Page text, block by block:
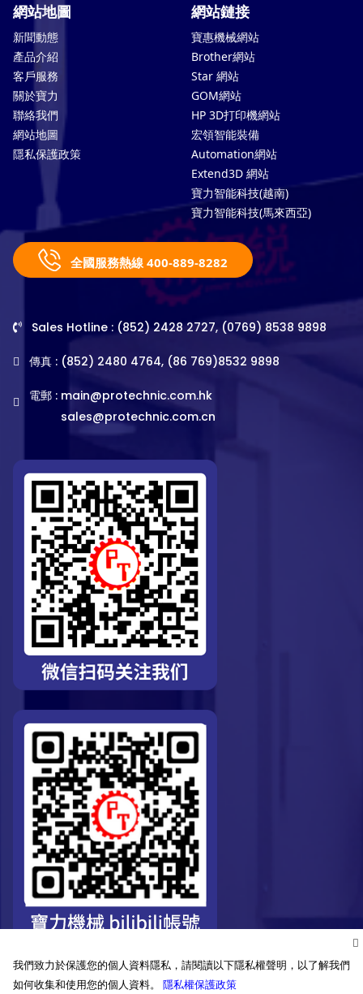
網站地圖
新聞動態
產品介紹
客戶服務
關於寶力
聯絡我們
網站地圖
隱私保護政策
網站鏈接
寶惠機械網站
Brother網站
Star 網站
GOM網站
HP 3D打印機網站
宏領智能裝備
Automation網站
Extend3D 網站
寶力智能科技(越南)
寶力智能科技(馬來西亞)
全國服務熱線 400-889-8282
Sales Hotline : (852) 2428 2727, (0769) 8538 9898
傳真 : (852) 2480 4764, (86 769)8532 9898
電郵 : main@protechnic.com.hk
sales@protechnic.com.cn
我們致力於保護您的個人資料隱私，請閱讀以下隱私權聲明，以了解我們
如何收集和使用您的個人資料。 隱私權保護政策